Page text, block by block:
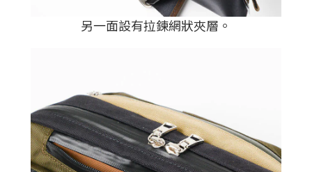
另一面設有拉鍊網狀夾層。